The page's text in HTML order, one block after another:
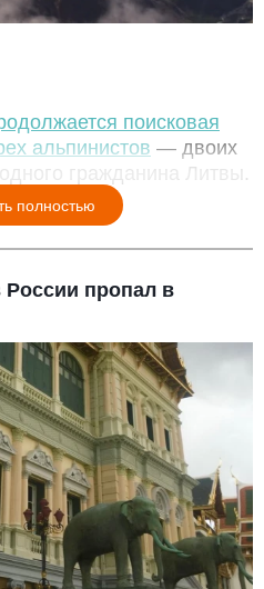
поисковая
альпинистов — двоих
гражданина Литвы.
полностью
пропал в